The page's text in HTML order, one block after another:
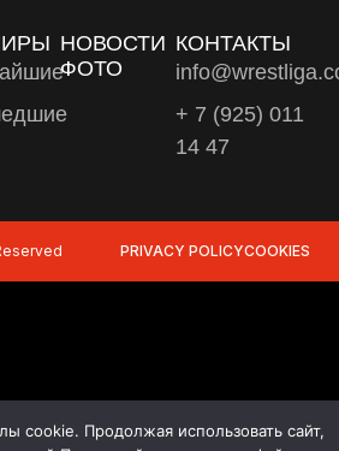
НОВОСТИ
ФОТО
КОНТАКТЫ
+ 7 (925) 011
14 47
PRIVACY POLICYCOOKIES
cookie. Продолжая использовать сайт,